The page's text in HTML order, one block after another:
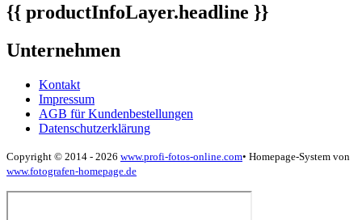
{{ productInfoLayer.headline }}
Unternehmen
Kontakt
Impressum
AGB für Kundenbestellungen
Datenschutzerklärung
Copyright © 2014 - 2026 www.profi-fotos-online.com• Homepage-System von
www.fotografen-homepage.de